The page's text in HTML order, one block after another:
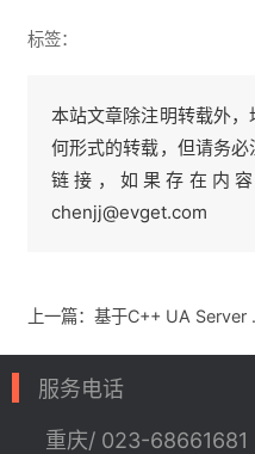
标签：
本站文章除注明转载外
何形式的转载，但请务
链接，如果存在内
chenjj@evget.com
上一篇：
服务电话
重庆/ 023-68661681